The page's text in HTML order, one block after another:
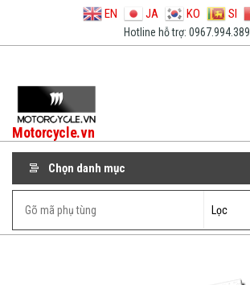
EN JA KO SI
Hotline hỗ trợ: 0967.994.389
Motorcycle.vn
Chọn danh mục